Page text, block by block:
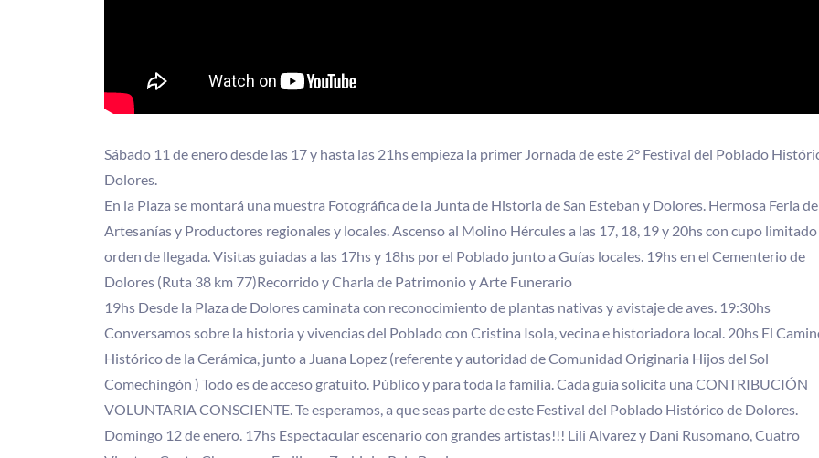
Sábado 11 de enero desde las 17 y hasta las 21hs empieza la primer Jornada de este 2° Festival del Poblado
Dolores.
En la Plaza se montará una muestra Fotográfica de la Junta de Historia de San Esteban y Dolores. Hermosa Feria de
Artesanías y Productores regionales y locales. Ascenso al Molino Hércules a las 17, 18, 19 y 20hs con cupo
orden de llegada. Visitas guiadas a las 17hs y 18hs por el Poblado junto a Guías locales. 19hs en el Cementerio de
Dolores (Ruta 38 km 77)Recorrido y Charla de Patrimonio y Arte Funerario
19hs Desde la Plaza de Dolores caminata con reconocimiento de plantas nativas y avistaje de aves. 19:30hs
Conversamos sobre la historia y vivencias del Poblado con Cristina Isola, vecina e historiadora local. 20hs El
Histórico de la Cerámica, junto a Juana Lopez (referente y autoridad de Comunidad Originaria Hijos del Sol
Comechingón ) Todo es de acceso gratuito. Público y para toda la familia. Cada guía solicita una CONTRIBUCIÓN
VOLUNTARIA CONSCIENTE. Te esperamos, a que seas parte de este Festival del Poblado Histórico de Dolores.
Domingo 12 de enero. 17hs Espectacular escenario con grandes artistas!!! Lili Alvarez y Dani Rusomano, Cuatro